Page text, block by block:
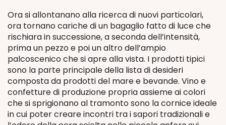
Ora si allontanano alla ricerca di nuovi particolari,
ora tornano cariche di un bagaglio fatto di luce che
rischiara in successione, a seconda dell’intensità,
prima un pezzo e poi un altro dell’ampio
palcoscenico che si apre alla vista. I prodotti tipici
sono la parte principale della lista di desideri
composta da prodotti del mare e bevande. Vino e
confetture di produzione propria assieme ai colori
che si sprigionano al tramonto sono la cornice ideale
in cui poter creare incontri tra i sapori tradizionali e